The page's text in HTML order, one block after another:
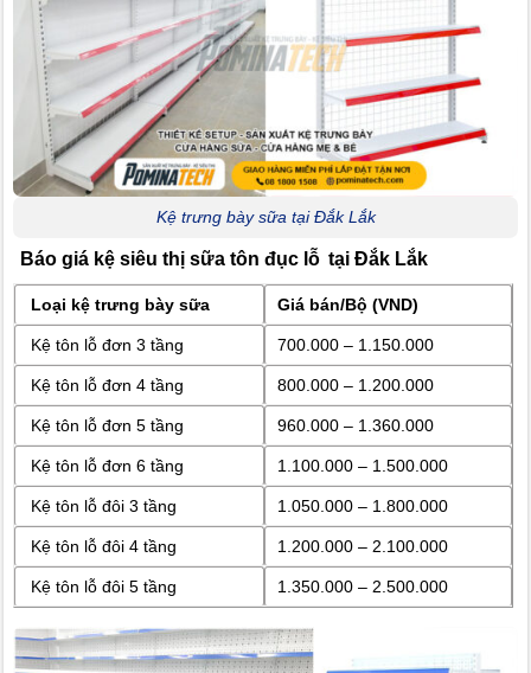
Kệ trưng bày sữa tại Đắk Lắk
Báo giá kệ siêu thị sữa tôn đục lỗ tại Đắk Lắk
Loại kệ trưng bày sữa Giá bán/Bộ (VND)
Kệ tôn lỗ đơn 3 tầng 700.000 – 1.150.000
Kệ tôn lỗ đơn 4 tầng 800.000 – 1.200.000
Kệ tôn lỗ đơn 5 tầng 960.000 – 1.360.000
Kệ tôn lỗ đơn 6 tầng 1.100.000 – 1.500.000
Kệ tôn lỗ đôi 3 tầng 1.050.000 – 1.800.000
Kệ tôn lỗ đôi 4 tầng 1.200.000 – 2.100.000
Kệ tôn lỗ đôi 5 tầng 1.350.000 – 2.500.000